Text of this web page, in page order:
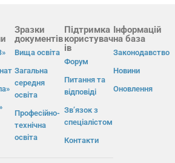
Зразки
документів
Вища освіта
Загальна
середня
освіта
Професійно-
технічна
освіта
Підтримка
користувач
ів
Форум
Питання та
відповіді
Зв’язок з
спеціалістом
Контакти
Інформацій
на база
Законодавство
Новини
Оновлення